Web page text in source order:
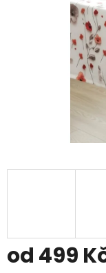
od 499